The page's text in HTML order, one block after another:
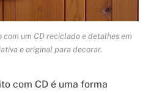
um CD reciclado e detalhes em
e original para decorar.
com CD é uma forma